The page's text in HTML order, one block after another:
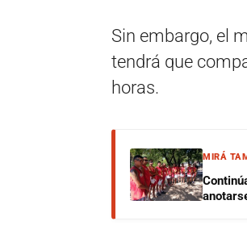
Sin embargo, el
tendrá que
horas.
MIRÁ